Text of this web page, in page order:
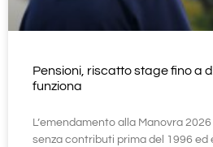
Pensioni, riscatto stage fino a
funziona
L’emendamento alla Manovra
senza contributi prima del 1996 ed